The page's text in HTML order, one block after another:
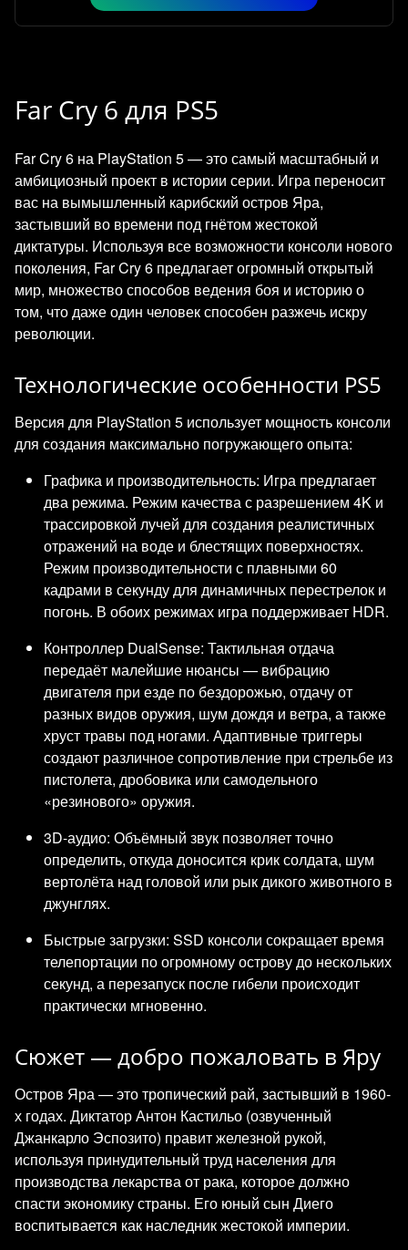
Far Cry 6 для PS5
Far Cry 6 на PlayStation 5 — это самый масштабный и
амбициозный проект в истории серии. Игра переносит
вас на вымышленный карибский остров Яра,
застывший во времени под гнётом жестокой
диктатуры. Используя все возможности консоли нового
поколения, Far Cry 6 предлагает огромный открытый
мир, множество способов ведения боя и историю о
том, что даже один человек способен разжечь искру
революции.
Технологические особенности PS5
Версия для PlayStation 5 использует мощность консоли
для создания максимально погружающего опыта:
Графика и производительность: Игра предлагает
два режима. Режим качества с разрешением 4K и
трассировкой лучей для создания реалистичных
отражений на воде и блестящих поверхностях.
Режим производительности с плавными 60
кадрами в секунду для динамичных перестрелок и
погонь. В обоих режимах игра поддерживает HDR.
Контроллер DualSense: Тактильная отдача
передаёт малейшие нюансы — вибрацию
двигателя при езде по бездорожью, отдачу от
разных видов оружия, шум дождя и ветра, а также
хруст травы под ногами. Адаптивные триггеры
создают различное сопротивление при стрельбе из
пистолета, дробовика или самодельного
«резинового» оружия.
3D-аудио: Объёмный звук позволяет точно
определить, откуда доносится крик солдата, шум
вертолёта над головой или рык дикого животного в
джунглях.
Быстрые загрузки: SSD консоли сокращает время
телепортации по огромному острову до нескольких
секунд, а перезапуск после гибели происходит
практически мгновенно.
Сюжет — добро пожаловать в Яру
Остров Яра — это тропический рай, застывший в 1960-
х годах. Диктатор Антон Кастильо (озвученный
Джанкарло Эспозито) правит железной рукой,
используя принудительный труд населения для
производства лекарства от рака, которое должно
спасти экономику страны. Его юный сын Диего
воспитывается как наследник жестокой империи.